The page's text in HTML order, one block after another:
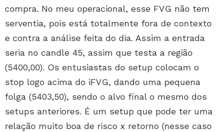
compra. No meu operacional, esse FVG não tem
serventia, pois está totalmente fora de contexto
e contra a análise feita do dia. Assim a entrada
seria no candle 45, assim que testa a região
(5400,00). Os entusiastas do setup colocam o
stop logo acima do iFVG, dando uma pequena
folga (5403,50), sendo o alvo final o mesmo dos
setups anteriores. É um setup que pode ter uma
relação muito boa de risco x retorno (nesse caso